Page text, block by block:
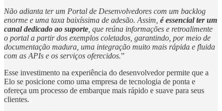
Não adianta ter um Portal de Desenvolvedores com um backlog
enorme e uma taxa baixíssima de adesão. Assim, é essencial ter um
canal dedicado ao suporte , que reúna informações e retroalimente
o portal a partir dos exemplos coletados, garantindo, por meio de
documentação madura, uma integração muito mais rápida e fluida
com as APIs e os serviços oferecidos.”
Esse investimento na experiência do desenvolvedor permite que a
Elo se posicione como uma empresa de tecnologia de ponta e
ofereça um processo de embarque mais rápido e suave para seus
clientes.